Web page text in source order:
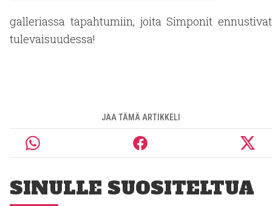
galleriassa tapahtumiin, joita Simponit ennustivat
tulevaisuudessa!
JAA TÄMÄ ARTIKKELI
SINULLE SUOSITELTUA